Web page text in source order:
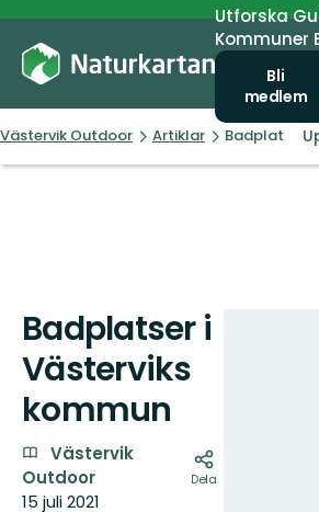
Utforska
Kommuner
Bli
medlem
Västervik Outdoor Artiklar Badplatser i
Badplatser i
Västerviks
kommun
Västervik
Outdoor
15 juli 2021
Dela